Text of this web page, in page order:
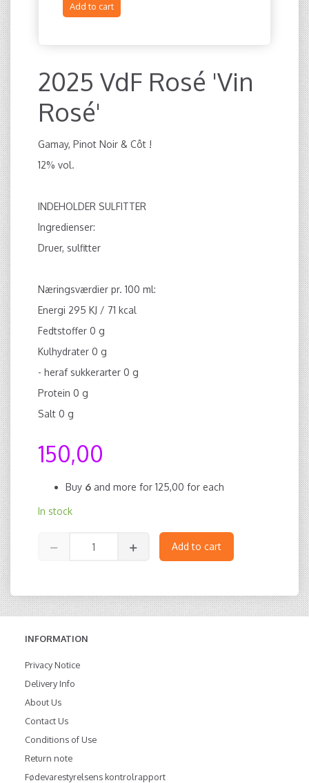
Add to cart Add to
2025 VdF Rosé 'Vin
Rosé'
Gamay, Pinot Noir & Côt !
12% vol.
INDEHOLDER SULFITTER
Ingredienser:
Druer, sulfitter
Næringsværdier pr. 100 ml:
Energi 295 KJ / 71 kcal
Fedtstoffer 0 g
Kulhydrater 0 g
- heraf sukkerarter 0 g
Protein 0 g
Salt 0 g
150,00
Buy 6 and more for 125,00 for each
In stock
Add to cart
INFORMATION
Privacy Notice
Delivery Info
About Us
Contact Us
Conditions of Use
Return note
Fødevarestyrelsens kontrolrapport